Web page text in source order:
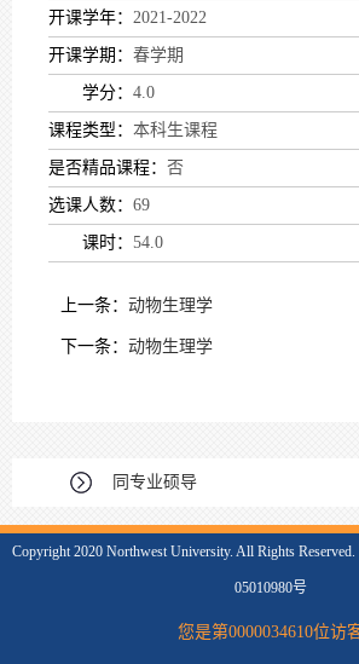
开课学年： 2021-2022
开课学期： 春学期
学分： 4.0
课程类型： 本科生课程
是否精品课程： 否
选课人数： 69
课时： 54.0
上一条： 动物生理学
下一条： 动物生理学
同专业硕导
Copyright 2020 Northwest University. All Rights
05010980号
您是第0000034610位访